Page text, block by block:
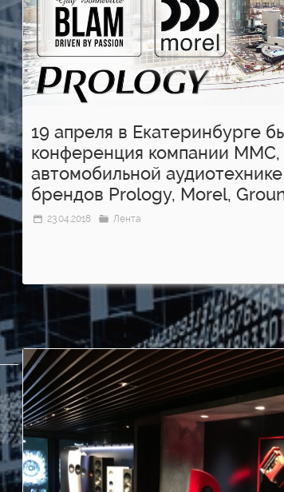
19 апреля в Екатеринбурге
конференция компании ММС,
автомобильной
брендов Prology, Morel,
23.04.2018 Лента